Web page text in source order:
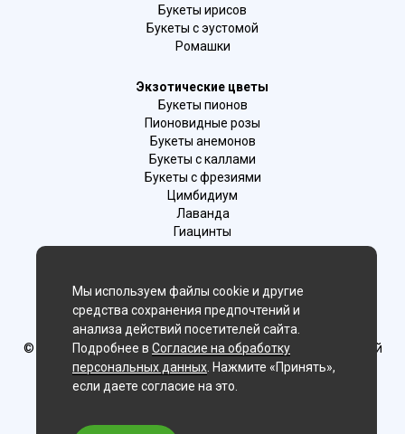
Букеты ирисов
Букеты с эустомой
Ромашки
Экзотические цветы
Букеты пионов
Пионовидные розы
Букеты анемонов
Букеты с каллами
Букеты с фрезиями
Цимбидиум
Лаванда
Гиацинты
Искитим
© Delaflor - доставка цветов, 2012-2026 ИП Рыжков Евгений
Вячеславович
ИНН 540409481687 ОГРН 325547600130383
Мы используем файлы cookie и другие
средства сохранения предпочтений и
анализа действий посетителей сайта.
Подробнее в Согласие на обработку
персональных данных . Нажмите «Принять»,
если даете согласие на это.